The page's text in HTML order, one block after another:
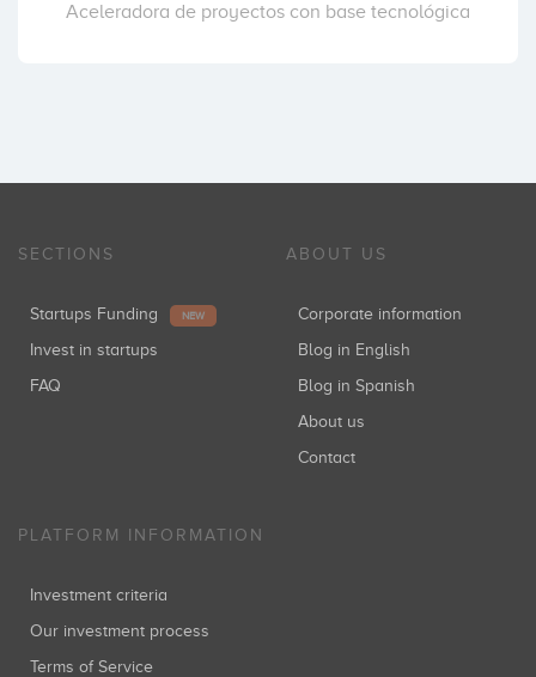
Aceleradora de proyectos con base tecnológica
SECTIONS
Startups Funding NEW
Invest in startups
FAQ
ABOUT US
Corporate information
Blog in English
Blog in Spanish
About us
Contact
PLATFORM INFORMATION
Investment criteria
Our investment process
Terms of Service